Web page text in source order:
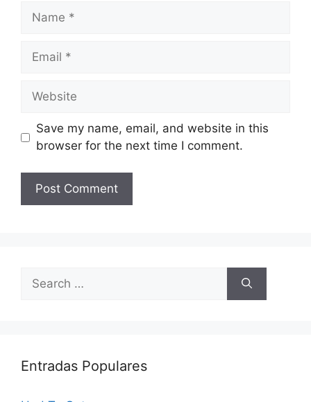
Name
Email
Website
Save my name, email, and website in this
browser for the next time I comment.
for:
Entradas Populares